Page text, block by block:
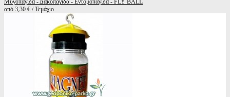
Μυγοπαγίδα - Δακοπαγίδα - Εντομοπαγίδα - FLY BALL
από 3,30 € / Τεμάχιο